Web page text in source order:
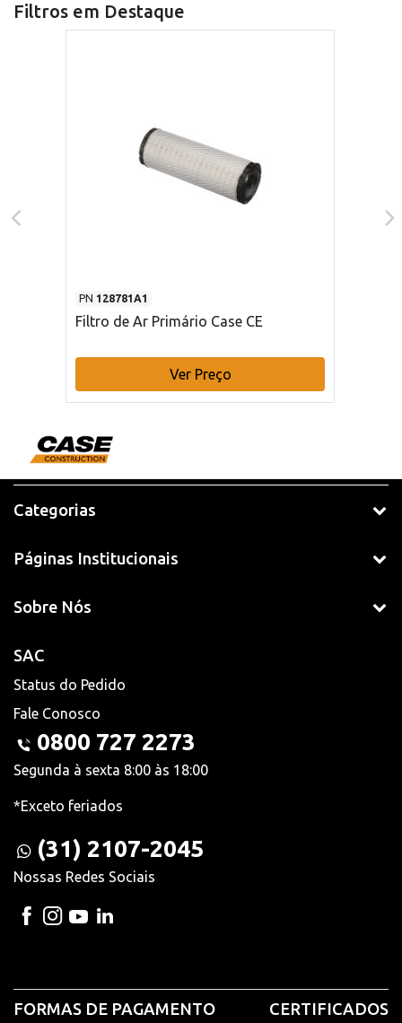
Filtros em Destaque
PN 128781A1
Filtro de Ar Primário Case CE
Ver Preço
Categorias
Páginas Institucionais
Sobre Nós
SAC
Status do Pedido
Fale Conosco
0800 727 2273
Segunda à sexta 8:00 às 18:00
*Exceto feriados
(31) 2107-2045
Nossas Redes Sociais
FORMAS DE PAGAMENTO CERTIFICADOS